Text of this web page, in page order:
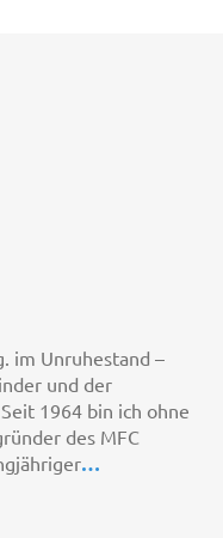
im Unruhestand –
und der
1964 bin ich ohne
des MFC
…